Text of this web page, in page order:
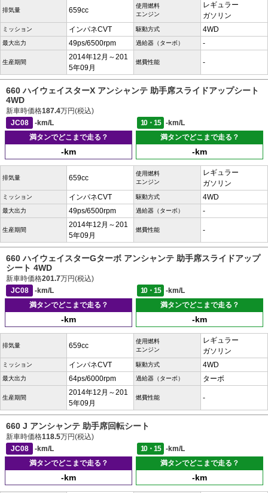
排気量 659cc
使用燃料
エンジン
レギュラー
ガソリン
ミッション インパネCVT 駆動方式 4WD
最大出力 49ps/6500rpm 過給器（ターボ） -
生産期間
2014年12月～201
5年09月
燃費性能 -
660 ハイウェイスターX アンシャンテ 助手席スライドアップシート
4WD
新車時価格187.4万円(税込)
JC08
-km/L 10・15
-km/L
満タンでどこまで走る？
-km
満タンでどこまで走る？
-km
排気量 659cc
使用燃料
エンジン
レギュラー
ガソリン
ミッション インパネCVT 駆動方式 4WD
最大出力 49ps/6500rpm 過給器（ターボ） -
生産期間
2014年12月～201
5年09月
燃費性能 -
660 ハイウェイスターGターボ アンシャンテ 助手席スライドアップ
シート 4WD
新車時価格201.7万円(税込)
JC08
-km/L 10・15
-km/L
満タンでどこまで走る？
-km
満タンでどこまで走る？
-km
排気量 659cc
使用燃料
エンジン
レギュラー
ガソリン
ミッション インパネCVT 駆動方式 4WD
最大出力 64ps/6000rpm 過給器（ターボ） ターボ
生産期間
2014年12月～201
5年09月
燃費性能 -
660 J アンシャンテ 助手席回転シート
新車時価格118.5万円(税込)
JC08
-km/L 10・15
-km/L
満タンでどこまで走る？
-km
満タンでどこまで走る？
-km